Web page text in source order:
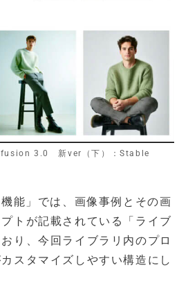
3.0 新ver（下）：Stable
能」では、画像事例とその画
トが記載されている「ライブ
り、今回ライブラリ内のプロ
スタマイズしやすい構造にし